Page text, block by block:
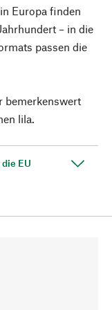
Europa finden
– in die
passen die
bemerkenswert
lila.
EU